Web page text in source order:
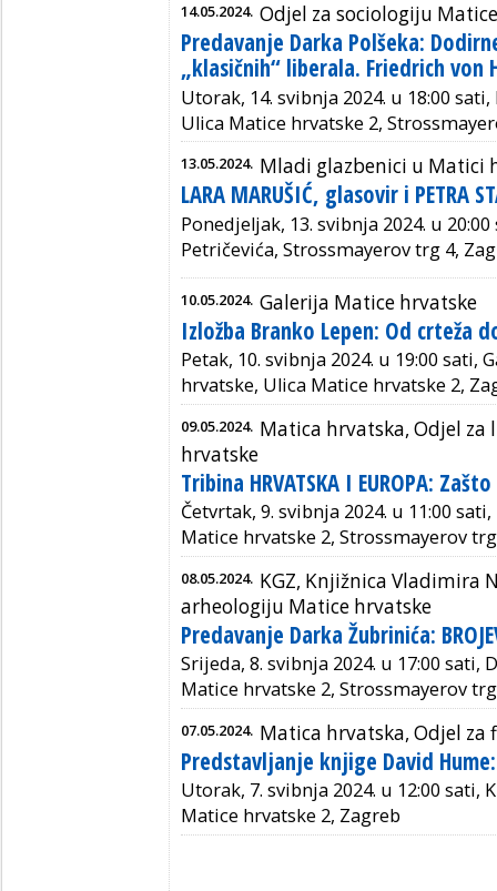
14.05.2024. Odjel za sociologiju
Predavanje Darka Polšeka:
„klasičnih“ liberala. Friedrich von
Utorak, 14. svibnja 2024. u 18:00
Ulica Matice hrvatske 2,
13.05.2024. Mladi glazbenici u Matici
LARA MARUŠIĆ, glasovir i PETRA
Ponedjeljak, 13. svibnja 2024. u
Petričevića, Strossmayerov trg 4,
10.05.2024. Galerija Matice hrvatske
Izložba Branko Lepen: Od crteža
Petak, 10. svibnja 2024. u 19:00 sati,
hrvatske, Ulica Matice hrvatske 2,
09.05.2024. Matica hrvatska, Odjel
hrvatske
Tribina HRVATSKA I EUROPA:
Četvrtak, 9. svibnja 2024. u 11:00
Matice hrvatske 2, Strossmayerov
08.05.2024. KGZ, Knjižnica Vladimira
arheologiju Matice hrvatske
Predavanje Darka Žubrinića:
Srijeda, 8. svibnja 2024. u 17:00 sati,
Matice hrvatske 2, Strossmayerov
07.05.2024. Matica hrvatska, Odjel
Predstavljanje knjige David
Utorak, 7. svibnja 2024. u 12:00 sati,
Matice hrvatske 2, Zagreb